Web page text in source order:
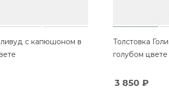
с капюшоном в
Толстовка
голубом цвете
3 850 ₽